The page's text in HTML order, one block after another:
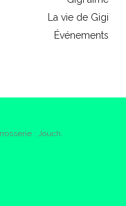
La vie de Gigi
Événements
: Jouch.